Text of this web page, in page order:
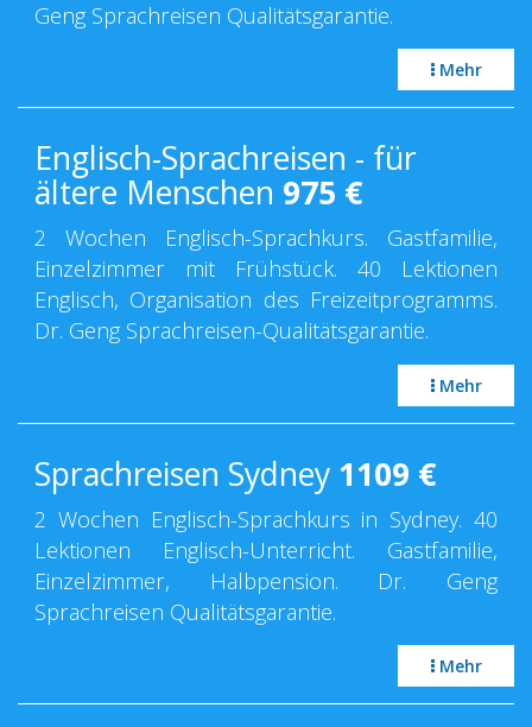
Geng Sprachreisen Qualitätsgarantie.
Mehr
Englisch-Sprachreisen - für
ältere Menschen 975 €
2 Wochen Englisch-Sprachkurs. Gastfamilie,
Einzelzimmer mit Frühstück. 40 Lektionen
Englisch, Organisation des Freizeitprogramms.
Dr. Geng Sprachreisen-Qualitätsgarantie.
Mehr
Sprachreisen Sydney 1109 €
2 Wochen Englisch-Sprachkurs in Sydney. 40
Lektionen Englisch-Unterricht. Gastfamilie,
Einzelzimmer, Halbpension. Dr. Geng
Sprachreisen Qualitätsgarantie.
Mehr